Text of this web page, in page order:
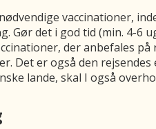
vaccinationer,
Gør det i god tid (min. 4-6
der anbefales
Det er også den
lande, skal I også